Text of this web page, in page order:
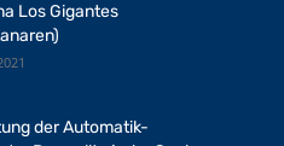
Los Gigantes
der Automatik-